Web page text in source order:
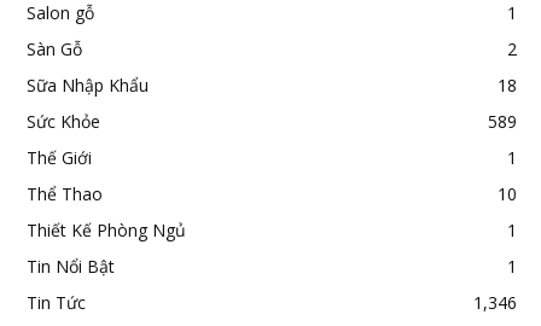
Salon gỗ
1
Sàn Gỗ
2
Sữa Nhập Khẩu
18
Sức Khỏe
589
Thế Giới
1
Thể Thao
10
Thiết Kế Phòng Ngủ
1
Tin Nổi Bật
1
Tin Tức
1,346